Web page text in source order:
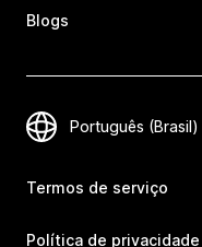
Blogs
Termos de serviço
Política de privacidade